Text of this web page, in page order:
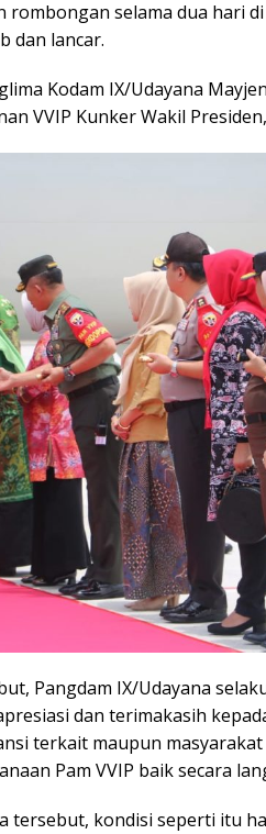
rombongan selama dua hari
dan lancar.
Kodam IX/Udayana
VVIP Kunker Wakil
Pangdam IX/Udayana
dan terimakasih
terkait maupun
Pam VVIP baik secara
tersebut, kondisi seperti itu